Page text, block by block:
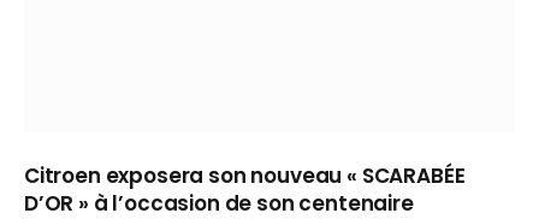
Citroen exposera son nouveau « SCARABÉE
D’OR » à l’occasion de son centenaire